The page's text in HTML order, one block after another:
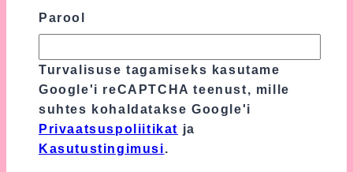
väljad on tähistatud
Sinu arvustus*
Parool
Turvalisuse tagamiseks kasutame
Google'i reCAPTCHA teenust, mille
suhtes kohaldatakse Google'i
Privaatsuspoliitikat ja
Kasutustingimusi.